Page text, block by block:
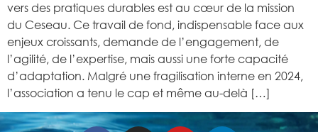
vers des pratiques durables est au cœur de la mission
du Ceseau. Ce travail de fond, indispensable face aux
enjeux croissants, demande de l’engagement, de
l’agilité, de l’expertise, mais aussi une forte capacité
d’adaptation. Malgré une fragilisation interne en 2024,
l’association a tenu le cap et même au-delà […]